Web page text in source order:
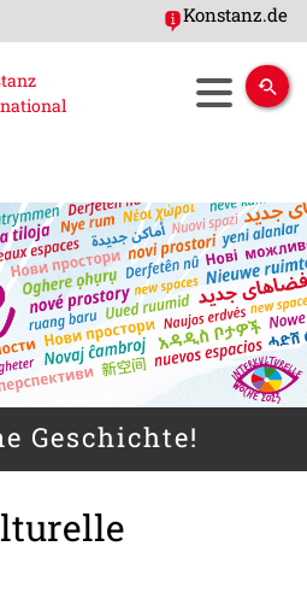
Konstanz.de
Geschichte!